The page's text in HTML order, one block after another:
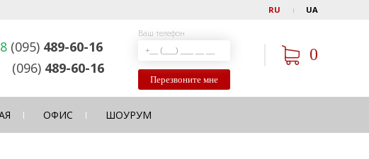
RU UA
(095) 489-60-16
(096) 489-60-16
Ваш телефон
Перезвоните мне
0
ОФИС ШОУРУМ